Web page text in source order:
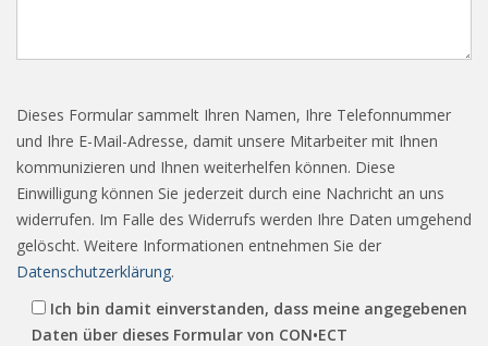
Dieses Formular sammelt Ihren Namen, Ihre Telefonnummer
und Ihre E-Mail-Adresse, damit unsere Mitarbeiter mit Ihnen
kommunizieren und Ihnen weiterhelfen können. Diese
Einwilligung können Sie jederzeit durch eine Nachricht an uns
widerrufen. Im Falle des Widerrufs werden Ihre Daten umgehend
gelöscht. Weitere Informationen entnehmen Sie der
Datenschutzerklärung.
Ich bin damit einverstanden, dass meine angegebenen
Daten über dieses Formular von CON•ECT